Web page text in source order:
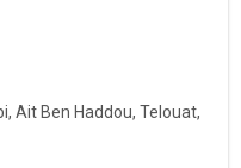
Ait Ben Haddou, Telouat,